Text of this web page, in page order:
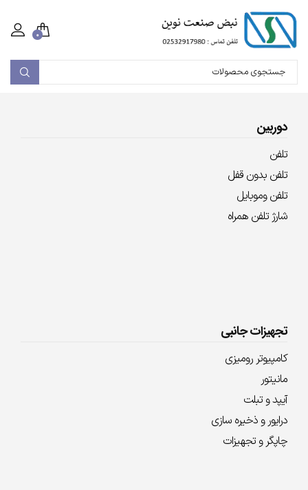
۰
دوربین
تلفن
تلفن بدون قفل
تلفن وموبایل
شارژ تلفن همراه
تجهیزات جانبی
کامپیوتر رومیزی
مانیتور
آیپد و تبلت
درایور و ذخیره سازی
چاپگر و تجهیزات